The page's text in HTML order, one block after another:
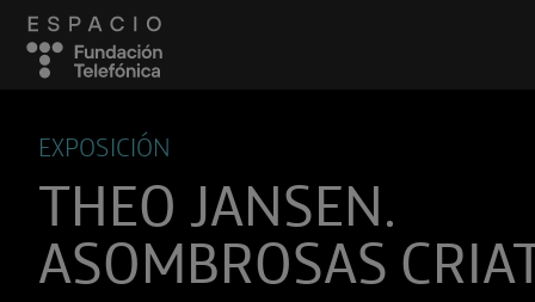
EXPOSICIÓN
THEO JANSEN.
ASOMBROSAS